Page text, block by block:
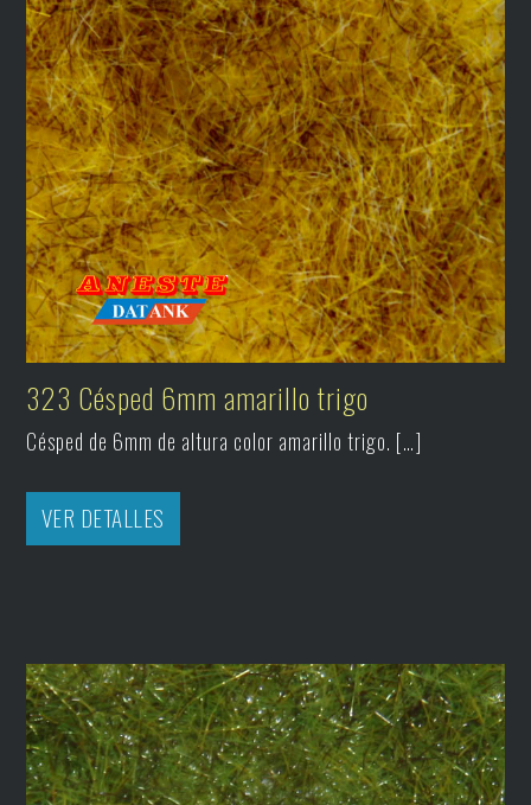
323 Césped 6mm amarillo trigo
Césped de 6mm de altura color amarillo trigo. […]
VER DETALLES